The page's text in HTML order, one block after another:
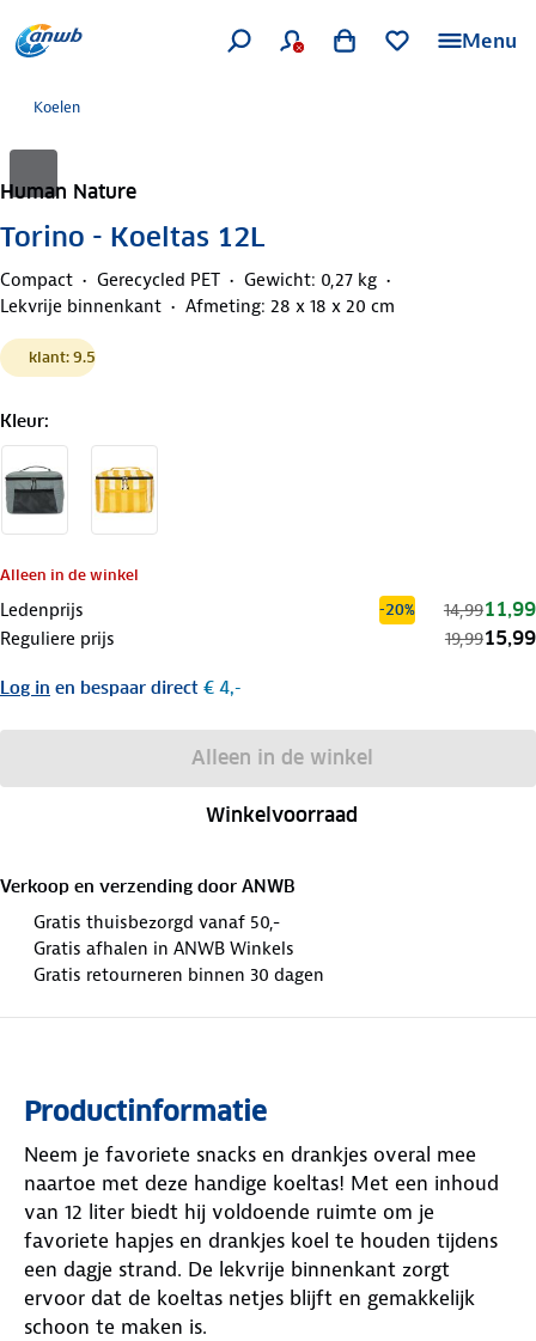
Menu
Koelen
Human Nature
Torino - Koeltas 12L
Compact Gerecycled PET
Gewicht: 0,27 kg
Lekvrije binnenkant
Afmeting: 28 x 18 x 20 cm
klant: 9.5
Kleur:
Alleen in de winkel
Ledenprijs -20% 14,9911,99
Reguliere prijs 19,9915,99
Log in en bespaar direct € 4,-
Alleen in de winkel
Winkelvoorraad
Verkoop en verzending door ANWB
Gratis thuisbezorgd vanaf 50,-
Gratis afhalen in ANWB Winkels
Gratis retourneren binnen 30 dagen
Productinformatie
Neem je favoriete snacks en drankjes overal mee
naartoe met deze handige koeltas! Met een inhoud
van 12 liter biedt hij voldoende ruimte om je
favoriete hapjes en drankjes koel te houden tijdens
een dagje strand. De lekvrije binnenkant zorgt
ervoor dat de koeltas netjes blijft en gemakkelijk
schoon te maken is.